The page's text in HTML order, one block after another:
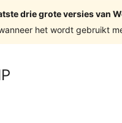
drie grote versies van
het wordt gebruikt